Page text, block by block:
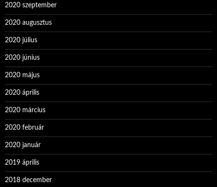
2020 szeptember
2020 augusztus
2020 július
2020 június
2020 május
2020 április
2020 március
2020 február
2020 január
2019 április
2018 december